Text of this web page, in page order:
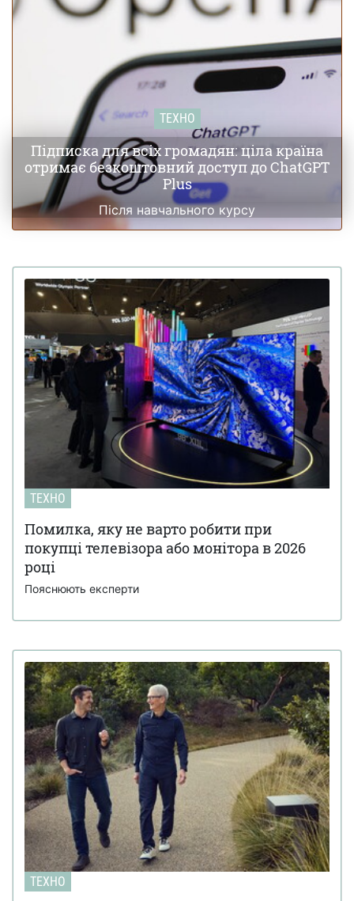
ТЕХНО
Підписка для всіх громадян: ціла країна
отримає безкоштовний доступ до ChatGPT
Plus
Після навчального курсу
ТЕХНО
Помилка, яку не варто робити при
покупці телевізора або монітора в 2026
році
Пояснюють експерти
ТЕХНО